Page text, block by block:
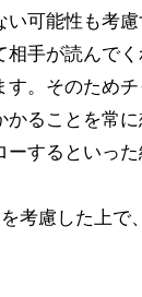
い可能性も考
相手が読んで
す。そのため
かることを常
するといっ
考慮した上で